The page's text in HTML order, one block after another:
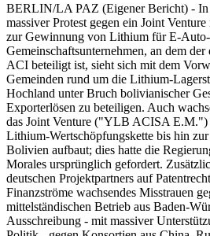
BERLIN/LA PAZ (Eigener Bericht) -
massiver Protest gegen ein Joint
zur Gewinnung von Lithium für E-
Gemeinschaftsunternehmen, an dem
ACI beteiligt ist, sieht sich mit dem
Gemeinden rund um die Lithium-
Hochland unter Bruch bolivianischer
Exporterlösen zu beteiligen. Auch
das Joint Venture ("YLB ACISA E.M.")
Lithium-Wertschöpfungskette bis hin
Bolivien aufbaut; dies hatte die
Morales ursprünglich gefordert.
deutschen Projektpartners auf
Finanzströme wachsendes Misstrauen
mittelständischen Betrieb aus Baden-
Ausschreibung - mit massiver